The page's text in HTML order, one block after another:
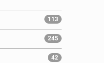
113
245
42